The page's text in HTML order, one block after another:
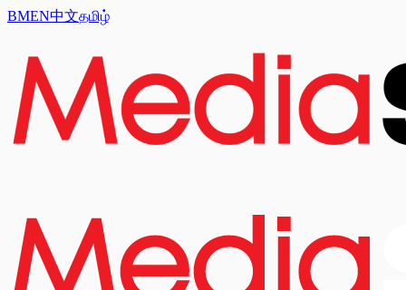
BMEN中文தமிழ்